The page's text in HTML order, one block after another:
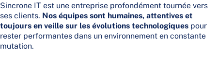
Sincrone IT est une entreprise profondément tournée vers
ses clients. Nos équipes sont humaines, attentives et
toujours en veille sur les évolutions technologiques pour
rester performantes dans un environnement en constante
mutation.